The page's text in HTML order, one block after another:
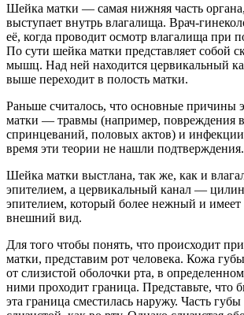
Шейка матки — самая нижняя часть
выступает внутрь влагалища. Врач-
её, когда проводит осмотр влагалища при
По сути шейка матки представляет собой
мышц. Над ней находится цервикальный
выше переходит в полость матки.
Раньше считалось, что основные причины
матки — травмы (например, повреждения
спринцеваний, половых актов) и
время эти теории не нашли подтверждения.
Шейка матки выстлана, так же, как и
эпителием, а цервикальный канал —
эпителием, который более нежный и имеет
внешний вид.
Для того чтобы понять, что происходит
матки, представим рот человека. Кожа
от слизистой оболочки рта, в
ними проходит граница. Представьте, что
эта граница сместилась наружу. Часть